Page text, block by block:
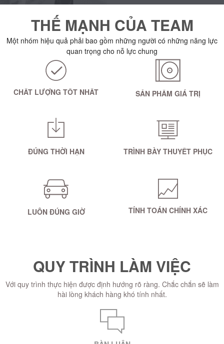
THẾ MẠNH CỦA TEAM
Một nhóm hiệu quả phải bao gồm những người có những năng lực
quan trọng cho nỗ lực chung
CHẤT LƯỢNG TỐT NHẤT SẢN PHẨM GIÁ TRỊ
ĐÚNG THỜI HẠN TRÌNH BÀY THUYẾT PHỤC
LUÔN ĐÚNG GIỜ TÍNH TOÁN CHÍNH XÁC
QUY TRÌNH LÀM VIỆC
Với quy trình thực hiện được định hướng rõ ràng. Chắc chắn sẽ làm
hài lòng khách hàng khó tính nhất.